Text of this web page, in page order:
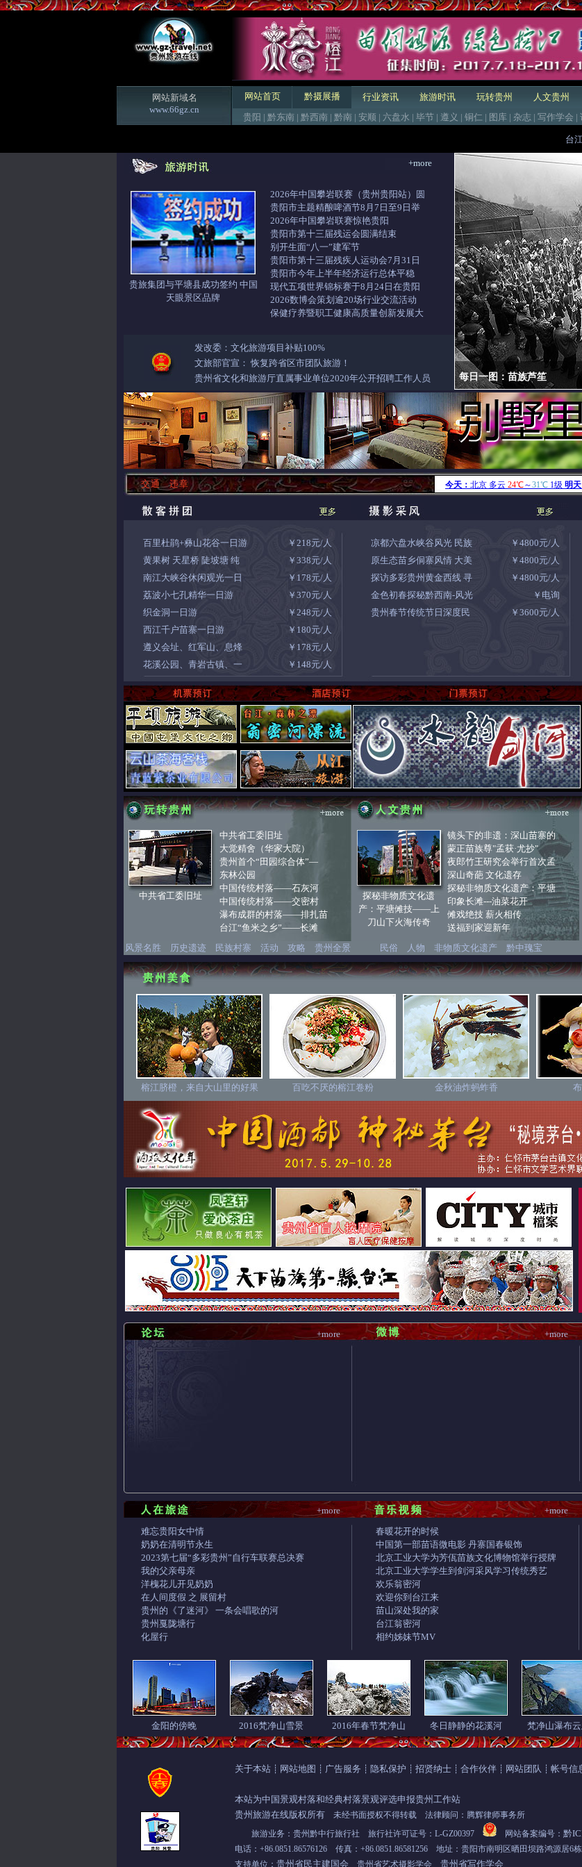
网站新域名
www.66gz.cn
网站首页 黔摄展播 行业资讯 旅游时讯 玩转贵州 人文贵州
贵阳 | 黔东南 | 黔西南 | 黔南 | 安顺 | 六盘水 | 毕节 | 遵义 | 铜仁 | 图库 | 杂志 | 写作学会 |
台
+more
贵旅集团与平塘县成功签约 中国
天眼景区品牌
2026年中国攀岩联赛（贵州贵阳站）圆
贵阳市主题精酿啤酒节8月7日至9日举
2026年中国攀岩联赛惊艳贵阳
贵阳市第十三届残运会圆满结束
别开生面“八一”建军节
贵阳市第十三届残疾人运动会7月31日
贵阳市今年上半年经济运行总体平稳
现代五项世界锦标赛于8月24日在贵阳
2026数博会策划逾20场行业交流活动
保健疗养暨职工健康高质量创新发展大
发改委：文化旅游项目补贴100%
文旅部官宣： 恢复跨省区市团队旅游！
贵州省文化和旅游厅直属事业单位2020年公开招聘工作人员
每日一图：苗寨美景入画来
交通 违章
百里杜鹃+彝山花谷一日游
￥218元/人
黄果树 天星桥 陡坡塘 纯
￥338元/人
南江大峡谷休闲观光一日
￥178元/人
荔波小七孔精华一日游
￥370元/人
织金洞一日游
￥248元/人
西江千户苗寨一日游
￥180元/人
遵义会址、红军山、息烽
￥178元/人
花溪公园、青岩古镇、一
￥148元/人
凉都六盘水峡谷风光 民族
￥4800元/人
原生态苗乡侗寨风情 大美
￥4800元/人
探访多彩贵州黄金西线 寻
￥4800元/人
金色初春探秘黔西南-风光
￥电询
贵州春节传统节日深度民
￥3600元/人
中共省工委旧址
中共省工委旧址
大觉精舍（华家大院）
贵州首个“田园综合体”—
东林公园
中国传统村落——石灰河
中国传统村落——交密村
瀑布成群的村落——排扎苗
台江“鱼米之乡”——长滩
风景名胜
历史遗迹 民族村寨 活动 攻略 贵州全景
探秘非物质文化遗
产：平塘傩技——上
刀山下火海传奇
镜头下的非遗：深山苗寨的
蒙正苗族尊"孟获·尤抄"
夜郎竹王研究会举行首次孟
深山奇葩 文化遗存
探秘非物质文化遗产：平塘
印象长滩---油菜花开
傩戏绝技 薪火相传
送福到家迎新年
民俗
人物 非物质文化遗产 黔中瑰宝
榕江脐橙，来自大山里的好果 百吃不厌的榕江卷粉 金秋油炸蚂蚱香
+more +more
+more
难忘贵阳女中情
奶奶在清明节永生
2023第七届“多彩贵州”自行车联赛总决赛
我的父亲母亲
洋槐花儿开见奶奶
在人间度假 之 展留村
贵州的《了迷河》 一条会唱歌的河
贵州戛陇塘行
化屋行
+more
春暖花开的时候
中国第一部苗语微电影 丹寨国春银饰
北京工业大学为芳佤苗族文化博物馆举行授牌
北京工业大学学生到剑河采风学习传统秀艺
欢乐翁密河
欢迎你到台江来
苗山深处我的家
台江翁密河
相约姊妹节MV
金阳的傍晚 2016梵净山雪景 2016年春节梵净山 冬日静静的花溪河 梵净山瀑布
关于本站 ┊ 网站地图 ┊ 广告服务 ┊ 隐私保护 ┊ 招贤纳士 ┊ 合作伙伴 ┊ 网站团队 ┊ 帐号信
本站为中国景观村落和经典村落景观评选申报贵州工作站
贵州旅游在线版权所有 未经书面授权不得转载 法律顾问：腾辉律师事务所
旅游业务：贵州黔中行旅行社 旅行社许可证号：L-GZ00397
网站备案编号： 黔
电话：+86.0851.86576126 传真：+86.0851.86581256 地址：贵阳市南明区晒田坝路鸿源居6
支持单位： 贵州省民主建国会 贵州省艺术摄影学会 贵州省写作学会